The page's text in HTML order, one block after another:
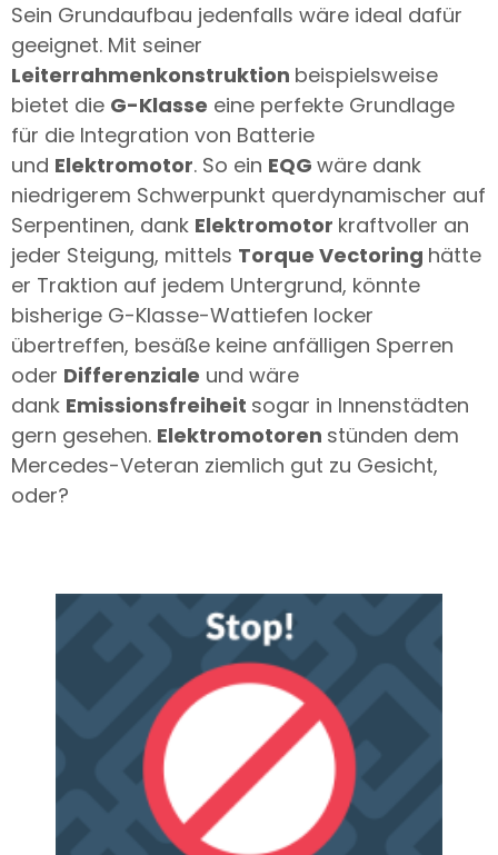
Sein Grundaufbau jedenfalls wäre ideal dafür
geeignet. Mit seiner
Leiterrahmenkonstruktion beispielsweise
bietet die G-Klasse eine perfekte Grundlage
für die Integration von Batterie
und Elektromotor. So ein EQG wäre dank
niedrigerem Schwerpunkt querdynamischer auf
Serpentinen, dank Elektromotor kraftvoller an
jeder Steigung, mittels Torque Vectoring hätte
er Traktion auf jedem Untergrund, könnte
bisherige G-Klasse-Wattiefen locker
übertreffen, besäße keine anfälligen Sperren
oder Differenziale und wäre
dank Emissionsfreiheit sogar in Innenstädten
gern gesehen. Elektromotoren stünden dem
Mercedes-Veteran ziemlich gut zu Gesicht,
oder?